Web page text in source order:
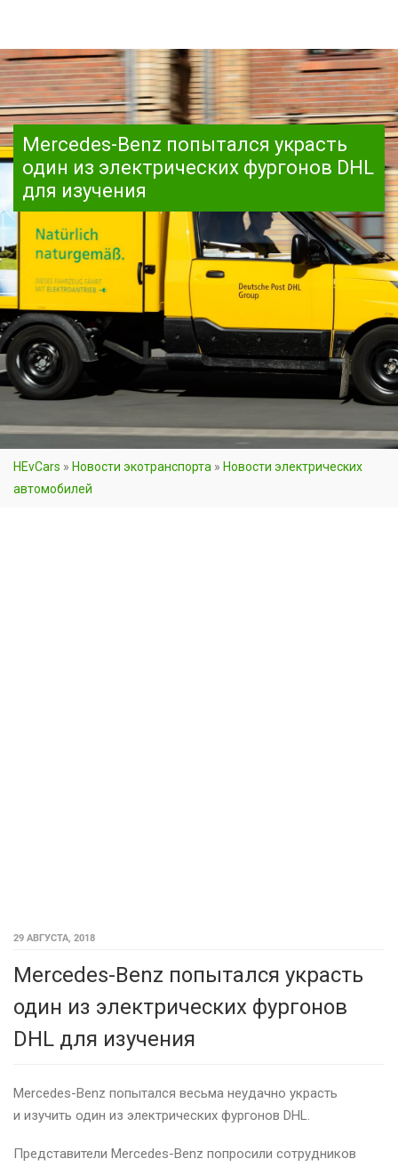
Mercedes-Benz попытался украсть
один из электрических фургонов DHL
для изучения
HEvCars » Новости экотранспорта » Новости электрических
автомобилей
29 АВГУСТА, 2018
Mercedes-Benz попытался украсть
один из электрических фургонов
DHL для изучения
Mercedes-Benz попытался весьма неудачно украсть
и изучить один из электрических фургонов DHL.
Представители Mercedes-Benz попросили сотрудников